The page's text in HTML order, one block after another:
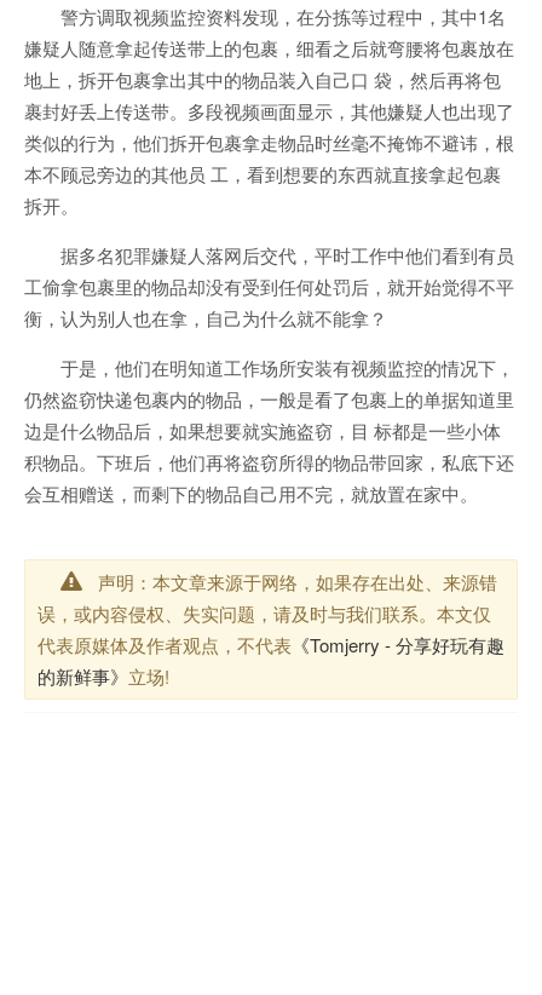
警方调取视频监控资料发现，在分拣等过程中，其中1名
嫌疑人随意拿起传送带上的包裹，细看之后就弯腰将包裹放在
地上，拆开包裹拿出其中的物品装入自己口 袋，然后再将包
裹封好丢上传送带。多段视频画面显示，其他嫌疑人也出现了
类似的行为，他们拆开包裹拿走物品时丝毫不掩饰不避讳，根
本不顾忌旁边的其他员 工，看到想要的东西就直接拿起包裹
拆开。
据多名犯罪嫌疑人落网后交代，平时工作中他们看到有员
工偷拿包裹里的物品却没有受到任何处罚后，就开始觉得不平
衡，认为别人也在拿，自己为什么就不能拿？
于是，他们在明知道工作场所安装有视频监控的情况下，
仍然盗窃快递包裹内的物品，一般是看了包裹上的单据知道里
边是什么物品后，如果想要就实施盗窃，目 标都是一些小体
积物品。下班后，他们再将盗窃所得的物品带回家，私底下还
会互相赠送，而剩下的物品自己用不完，就放置在家中。
声明：本文章来源于网络，如果存在出处、来源错
误，或内容侵权、失实问题，请及时与我们联系。本文仅
代表原媒体及作者观点，不代表 《Tomjerry - 分享好玩有趣
的新鲜事》 立场!